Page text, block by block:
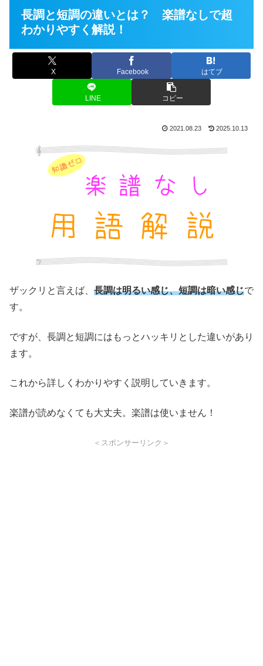
長調と短調の違いとは？ 楽譜なしで超
わかりやすく解説！
X Facebook はてブ
LINE コピー
2021.08.23 2025.10.13
ザックリと言えば、 長調は明るい感じ、短調は暗い感じで
す。
ですが、長調と短調にはもっとハッキリとした違いがあり
ます。
これから詳しくわかりやすく説明していきます。
楽譜が読めなくても大丈夫。楽譜は使いません！
＜スポンサーリンク＞